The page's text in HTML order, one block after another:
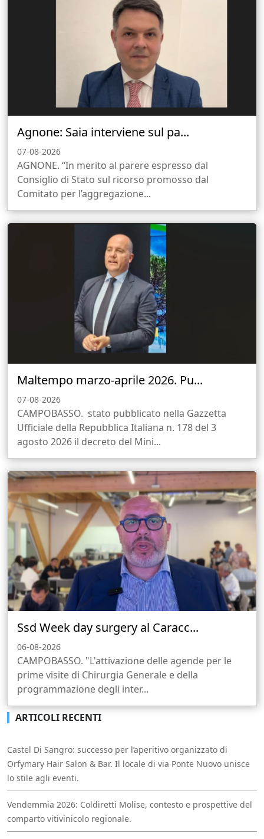
Agnone: Saia interviene sul pa...
07-08-2026
AGNONE. “In merito al parere espresso dal
Consiglio di Stato sul ricorso promosso dal
Comitato per l’aggregazione...
Maltempo marzo-aprile 2026. Pu...
07-08-2026
CAMPOBASSO. stato pubblicato nella Gazzetta
Ufficiale della Repubblica Italiana n. 178 del 3
agosto 2026 il decreto del Mini...
Ssd Week day surgery al Caracc...
06-08-2026
CAMPOBASSO. "L'attivazione delle agende per le
prime visite di Chirurgia Generale e della
programmazione degli inter...
ARTICOLI RECENTI
Castel Di Sangro: successo per l’aperitivo organizzato di
Orfymary Hair Salon & Bar. Il locale di via Ponte Nuovo unisce
lo stile agli eventi.
Vendemmia 2026: Coldiretti Molise, contesto e prospettive del
comparto vitivinicolo regionale.